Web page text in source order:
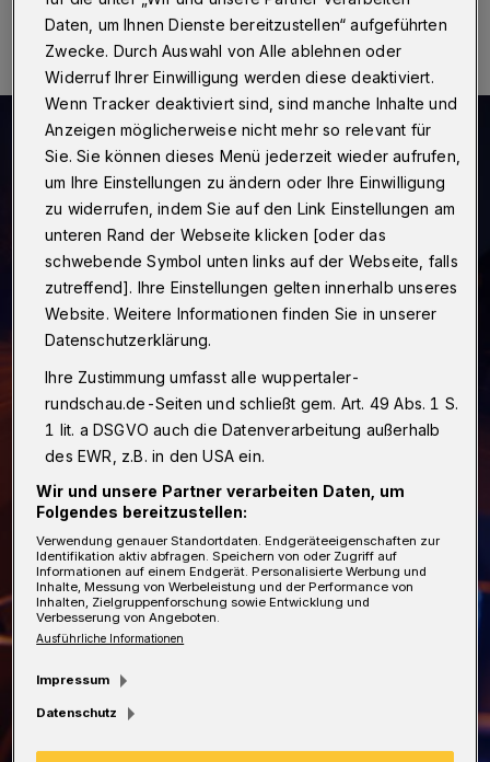
Daten, um Ihnen Dienste bereitzustellen“ aufgeführten
Zwecke. Durch Auswahl von Alle ablehnen oder
Widerruf Ihrer Einwilligung werden diese deaktiviert.
Wenn Tracker deaktiviert sind, sind manche Inhalte und
Anzeigen möglicherweise nicht mehr so relevant für
Sie. Sie können dieses Menü jederzeit wieder aufrufen,
um Ihre Einstellungen zu ändern oder Ihre Einwilligung
zu widerrufen, indem Sie auf den Link Einstellungen am
unteren Rand der Webseite klicken [oder das
schwebende Symbol unten links auf der Webseite, falls
zutreffend]. Ihre Einstellungen gelten innerhalb unseres
Website. Weitere Informationen finden Sie in unserer
Datenschutzerklärung.
Ihre Zustimmung umfasst alle wuppertaler-
rundschau.de-Seiten und schließt gem. Art. 49 Abs. 1 S.
1 lit. a DSGVO auch die Datenverarbeitung außerhalb
des EWR, z.B. in den USA ein.
Wir und unsere Partner verarbeiten Daten, um
Folgendes bereitzustellen:
Verwendung genauer Standortdaten. Endgeräteeigenschaften zur
Identifikation aktiv abfragen. Speichern von oder Zugriff auf
Informationen auf einem Endgerät. Personalisierte Werbung und
Inhalte, Messung von Werbeleistung und der Performance von
Inhalten, Zielgruppenforschung sowie Entwicklung und
Verbesserung von Angeboten.
Ausführliche Informationen
Impressum
Datenschutz